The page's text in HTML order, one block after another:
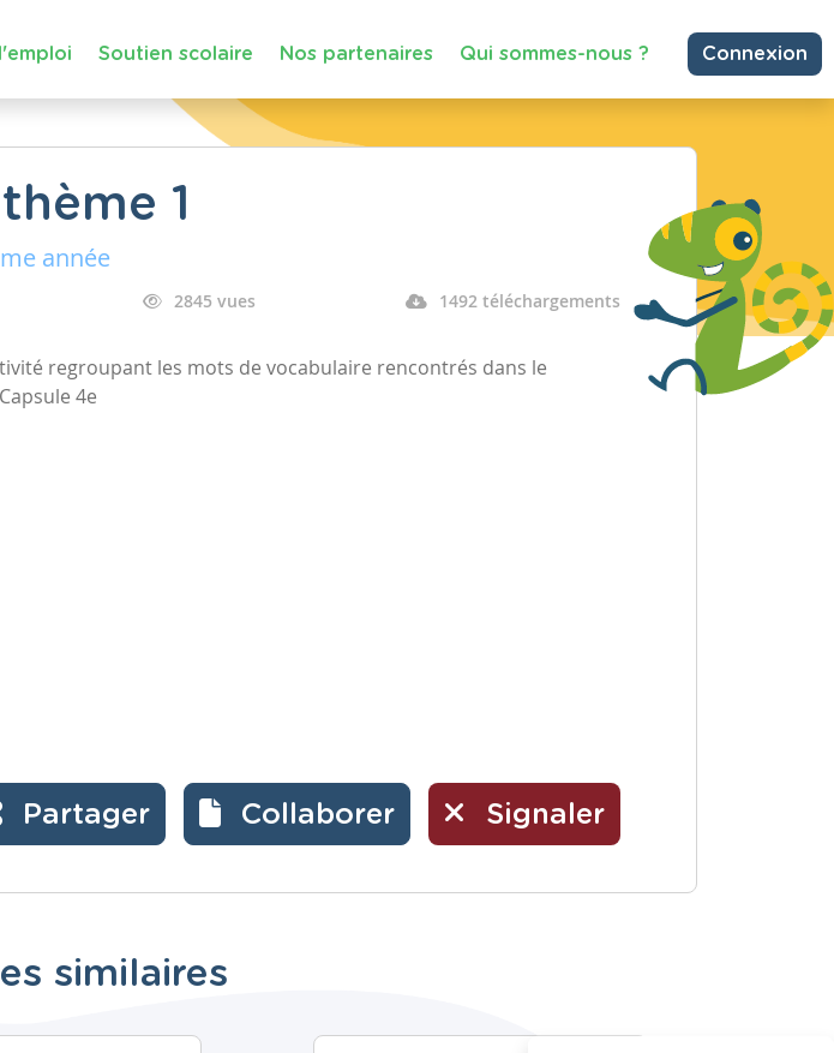
Soutien scolaire Nos partenaires Qui sommes-nous ? Connexion
1
année
2845 vues 1492 téléchargements
regroupant les mots de vocabulaire rencontrés dans le
4e
Partager Collaborer Signaler
similaires